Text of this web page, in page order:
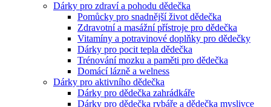
Dárky pro zdraví a pohodu dědečka
Pomůcky pro snadnější život dědečka
Zdravotní a masážní přístroje pro dědečka
Vitamíny a potravinové doplňky pro dědečky
Dárky pro pocit tepla dědečka
Trénování mozku a paměti pro dědečka
Domácí lázně a welness
Dárky pro aktivního dědečka
Dárky pro dědečka zahrádkáře
Dárky pro dědečka rybáře a dědečka myslivce